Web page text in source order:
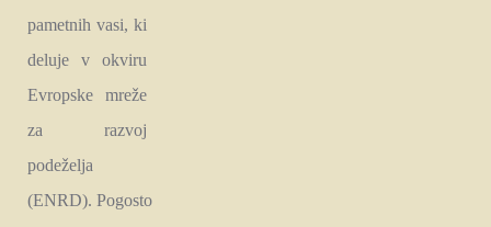
pametnih vasi, ki
deluje v okviru
Evropske mreže
za razvoj
podeželja
(ENRD). Pogosto